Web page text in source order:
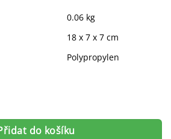
0.06 kg
18 x 7 x 7 cm
Polypropylen
18057 množství
do košíku